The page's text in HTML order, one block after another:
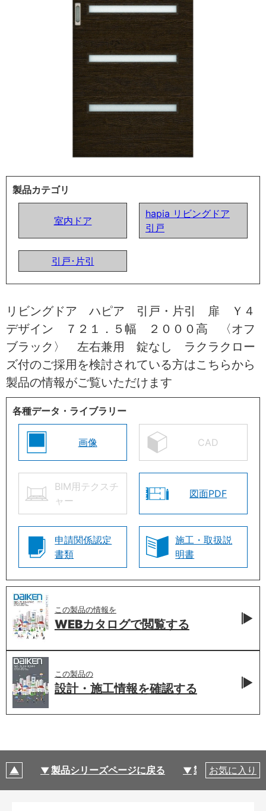
製品カテゴリ
室内ドア
hapia リビングドア
引戸
引戸･片引
リビングドア ハピア 引戸・片引 扉 Ｙ４
デザイン ７２１．５幅 ２０００高 〈オフ
ブラック〉 左右兼用 錠なし ラクラクロー
ズ付のご採用を検討されている方はこちらから
製品の情報がご覧いただけます
各種データ・ライブラリー
画像 CAD
BIM用テクスチ
ャー
図面PDF
申請関係認定
書類
施工・取扱説
明書
この製品の情報を
WEBカタログで閲覧する
この製品の
設計・施工情報を確認する
製品シリーズページに戻る 製品仕様
お気に入り